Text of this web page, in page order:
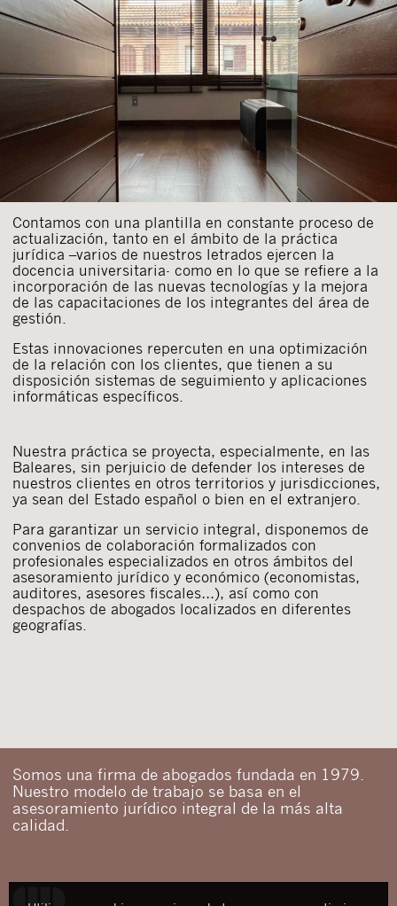
Contamos con una plantilla en constante proceso de
actualización, tanto en el ámbito de la práctica
jurídica –varios de nuestros letrados ejercen la
docencia universitaria- como en lo que se refiere a la
incorporación de las nuevas tecnologías y la mejora
de las capacitaciones de los integrantes del área de
gestión.
Estas innovaciones repercuten en una optimización
de la relación con los clientes, que tienen a su
disposición sistemas de seguimiento y aplicaciones
informáticas específicos.
Nuestra práctica se proyecta, especialmente, en las
Baleares, sin perjuicio de defender los intereses de
nuestros clientes en otros territorios y jurisdicciones,
ya sean del Estado español o bien en el extranjero.
Para garantizar un servicio integral, disponemos de
convenios de colaboración formalizados con
profesionales especializados en otros ámbitos del
asesoramiento jurídico y económico (economistas,
auditores, asesores fiscales…), así como con
despachos de abogados localizados en diferentes
geografías.
Somos una firma de abogados fundada en 1979.
Nuestro modelo de trabajo se basa en el
asesoramiento jurídico integral de la más alta
calidad.
Acepto recibir comunicaciones sobre nuevos
artículos legales.
Acepto
condiciones
legales
yde
privacidad
de esta
Al pulsar el botón de envío manifiesta haber leído la siguiente
información básica sobre privacidad: El responsable del tratamiento
es Buades Legal S.L. La finalidad es la atención a su solicitud. Tiene
derecho a acceder, rectificar y suprimir los datos, así como otros
derechos como se explica en la política de privacidad de nuestra web